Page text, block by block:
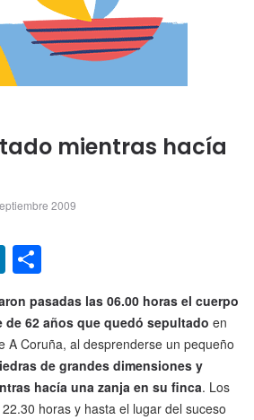
mientras hacía
2009
LinkedIn
pasadas las 06.00 horas el cuerpo
62 años que quedó sepultado en
A Coruña, al desprenderse un pequeño
de grandes dimensiones y
hacía una zanja en su finca. Los
horas y hasta el lugar del suceso